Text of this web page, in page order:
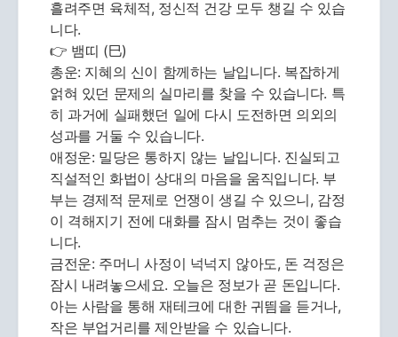
흘려주면 육체적, 정신적 건강 모두 챙길 수 있습
니다.
👉 뱀띠 (巳)
총운: 지혜의 신이 함께하는 날입니다. 복잡하게
얽혀 있던 문제의 실마리를 찾을 수 있습니다. 특
히 과거에 실패했던 일에 다시 도전하면 의외의
성과를 거둘 수 있습니다.
애정운: 밀당은 통하지 않는 날입니다. 진실되고
직설적인 화법이 상대의 마음을 움직입니다. 부
부는 경제적 문제로 언쟁이 생길 수 있으니, 감정
이 격해지기 전에 대화를 잠시 멈추는 것이 좋습
니다.
금전운: 주머니 사정이 넉넉지 않아도, 돈 걱정은
잠시 내려놓으세요. 오늘은 정보가 곧 돈입니다.
아는 사람을 통해 재테크에 대한 귀띔을 듣거나,
작은 부업거리를 제안받을 수 있습니다.